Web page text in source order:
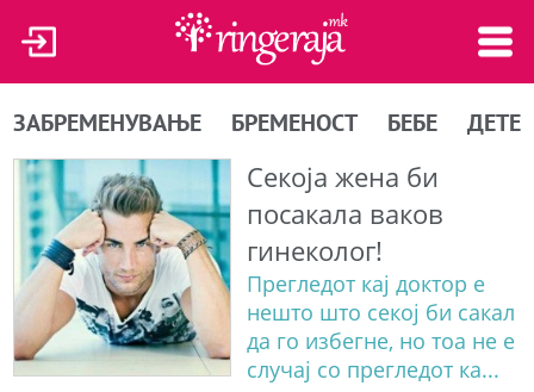
ЗАБРЕМЕНУВАЊЕ БРЕМЕНОСТ БЕБЕ ДЕТЕ
Секоја жена би
посакала ваков
гинеколог!
Прегледот кај доктор е
нешто што секој би сакал
да го избегне, но тоа не е
случај со прегледот ка...